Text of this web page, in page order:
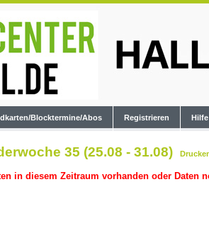
Blocktermine/Abos Registrieren
35 (25.08 - 31.08)
in diesem Zeitraum vorhanden oder Daten